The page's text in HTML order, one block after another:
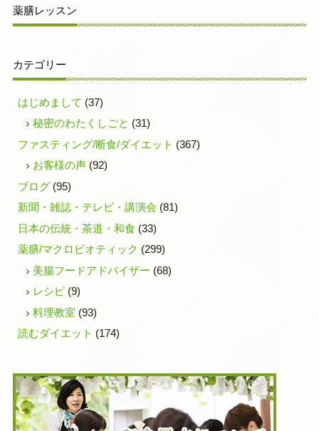
薬膳レッスン
カテゴリー
はじめまして (37)
秘密のわたくしごと (31)
ファスティング/断食/ダイエット (367)
お客様の声 (92)
ブログ (95)
新聞・雑誌・テレビ・講演会 (81)
日本の伝統・茶道・和食 (33)
薬膳/マクロビオティック (299)
美腸フードアドバイザー (68)
レシピ (9)
料理教室 (93)
読むダイエット (174)